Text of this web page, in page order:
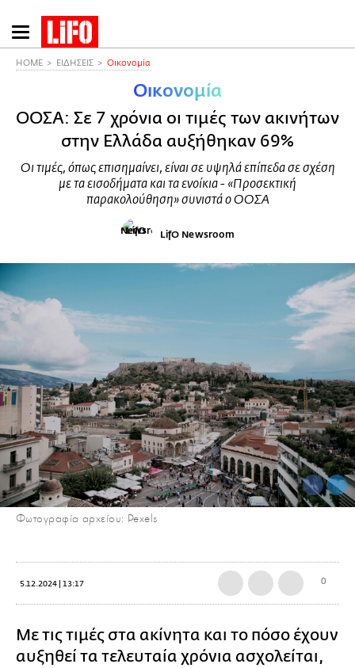
Παράκαμψη
προς
HOME ΕΙΔΗΣΕΙΣ Οικονομία
Οικονομία
ΟΟΣΑ: Σε 7 χρόνια οι τιμές των ακινήτων
στην Ελλάδα αυξήθηκαν 69%
Οι τιμές, όπως επισημαίνει, είναι σε υψηλά επίπεδα σε σχέση
με τα εισοδήματα και τα ενοίκια - «Προσεκτική
παρακολούθηση» συνιστά ο ΟΟΣΑ
LifO Newsroom
Φωτογραφία αρχείου: Pexels
5.12.2024 | 13:17 0
Με τις τιμές στα ακίνητα και το πόσο έχουν
αυξηθεί τα τελευταία χρόνια ασχολείται,